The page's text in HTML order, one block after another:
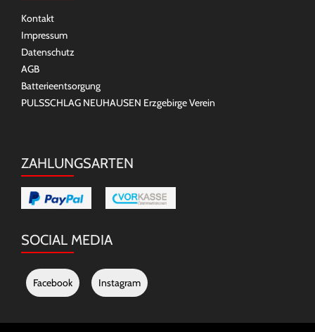
Kontakt
Impressum
Datenschutz
AGB
Batterieentsorgung
PULSSCHLAG NEUHAUSEN Erzgebirge Verein
ZAHLUNGSARTEN
SOCIAL MEDIA
Facebook Instagram